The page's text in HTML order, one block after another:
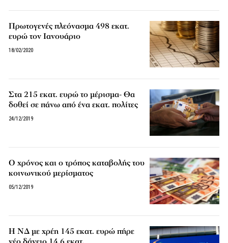
Πρωτογενές πλεόνασμα 498 εκατ.
ευρώ τον Ιανουάριο
18/02/2020
Στα 215 εκατ. ευρώ το μέρισμα- Θα
δοθεί σε πάνω από ένα εκατ. πολίτες
24/12/2019
Ο χρόνος και ο τρόπος καταβολής του
κοινωνικού μερίσματος
05/12/2019
Η ΝΔ με χρέη 145 εκατ. ευρώ πήρε